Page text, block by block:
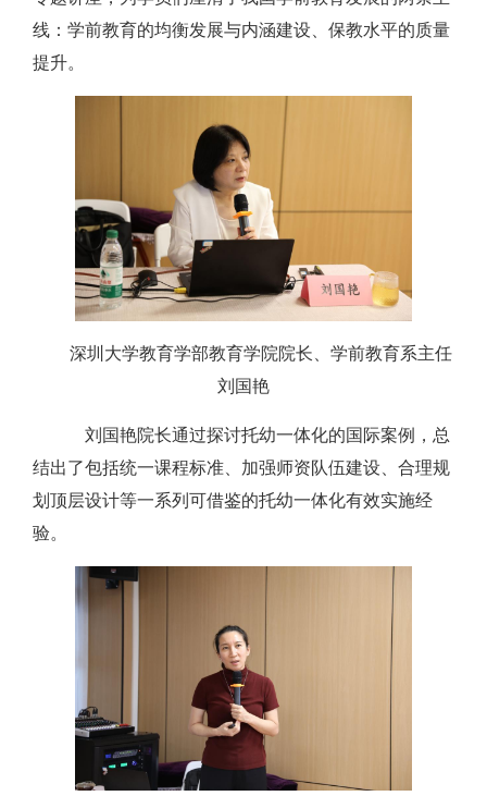
线：学前教育的均衡发展与内涵建设、保教水平的质量
提升。
深圳大学教育学部教育学院院长、学前教育系主任
刘国艳
刘国艳院长通过探讨托幼一体化的国际案例，总
结出了包括统一课程标准、加强师资队伍建设、合理规
划顶层设计等一系列可借鉴的托幼一体化有效实施经
验。